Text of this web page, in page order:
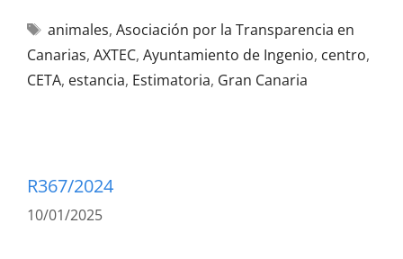
animales, Asociación por la Transparencia en
Canarias, AXTEC, Ayuntamiento de Ingenio, centro,
CETA, estancia, Estimatoria, Gran Canaria
R367/2024
10/01/2025